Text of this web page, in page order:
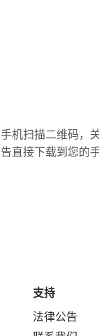
手机扫描二维码，
告直接下载到您的手
支持
法律公告